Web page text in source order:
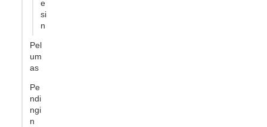
e
si
n
Pel
um
as
Pe
ndi
ngi
n